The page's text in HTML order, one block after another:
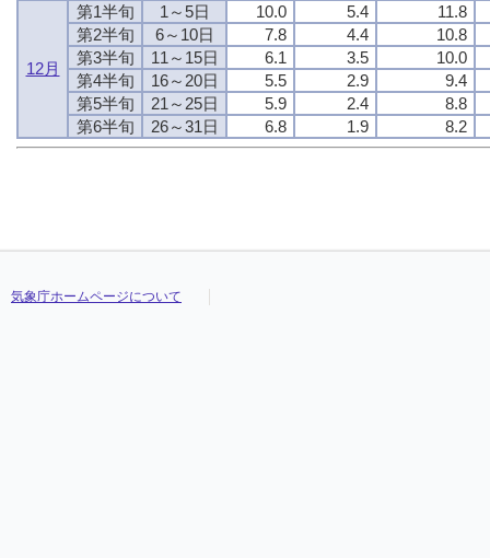
12月
第1半旬 1～5日 10.0 5.4
11.8
第2半旬
6～10日 7.8 4.4
10.8
第3半旬
11～15日 6.1 3.5
10.0
第4半旬
16～20日 5.5 2.9
9.4
第5半旬
21～25日 5.9 2.4
8.8
第6半旬
26～31日 6.8 1.9 8.2
気象庁ホームページについて